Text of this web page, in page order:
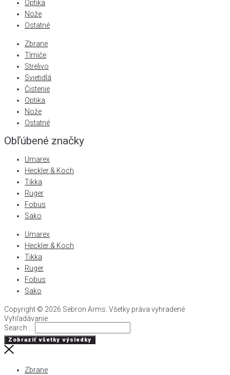
Optika
Nože
Ostatné
Zbrane
Tlmiče
Strelivo
Svietidlá
Čistenie
Optika
Nože
Ostatné
Obľúbené značky
Umarex
Heckler & Koch
Tikka
Ruger
Fobus
Sako
Umarex
Heckler & Koch
Tikka
Ruger
Fobus
Sako
Copyright © 2026 Sebron Arms. Všetky práva vyhradené
Vyhľadávanie
Search ...
Zobraziť všetky výsledky
Zbrane